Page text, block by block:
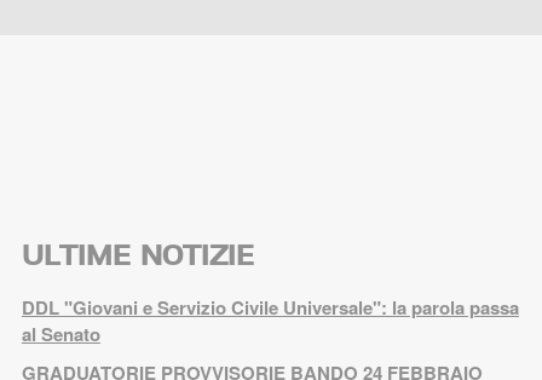
ULTIME NOTIZIE
DDL "Giovani e Servizio Civile Universale": la parola passa
al Senato
GRADUATORIE PROVVISORIE BANDO 24 FEBBRAIO